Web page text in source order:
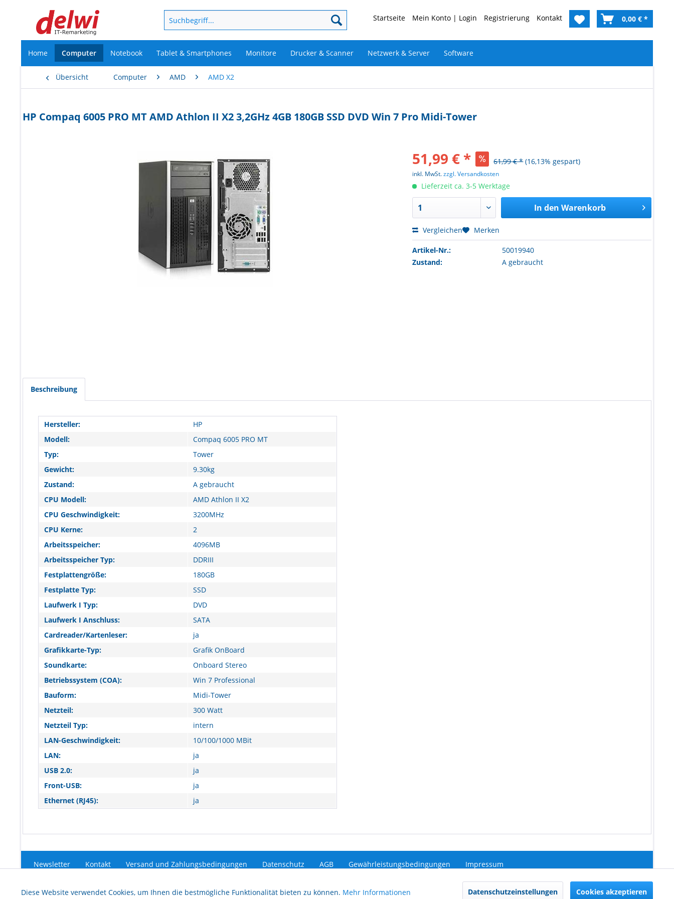
Startseite Mein Konto | Login Registrierung Kontakt 0,00 € *
Home Computer Notebook Tablet & Smartphones Monitore Drucker & Scanner Netzwerk & Server Software
Übersicht Computer AMD AMD X2
HP Compaq 6005 PRO MT AMD Athlon II X2 3,2GHz 4GB 180GB SSD DVD Win 7 Pro Midi-Tower
51,99 € * 61,99 € * (16,13% gespart)
inkl. MwSt.zzgl. Versandkosten
Lieferzeit ca. 3-5 Werktage
In den Warenkorb
Vergleichen Merken
Artikel-Nr.:
50019940
Zustand:
A gebraucht
Beschreibung
Hersteller:
HP
Modell:
Compaq 6005 PRO MT
Typ:
Tower
Gewicht:
9.30kg
Zustand:
A gebraucht
CPU Modell:
AMD Athlon II X2
CPU Geschwindigkeit:
3200MHz
CPU Kerne:
2
Arbeitsspeicher:
4096MB
Arbeitsspeicher Typ:
DDRIII
Festplattengröße:
180GB
Festplatte Typ:
SSD
Laufwerk I Typ:
DVD
Laufwerk I Anschluss:
SATA
Cardreader/Kartenleser:
ja
Grafikkarte-Typ:
Grafik OnBoard
Soundkarte:
Onboard Stereo
Betriebssystem (COA):
Win 7 Professional
Bauform:
Midi-Tower
Netzteil:
300 Watt
Netzteil Typ:
intern
LAN-Geschwindigkeit:
10/100/1000 MBit
LAN:
ja
USB 2.0:
ja
Front-USB:
ja
Ethernet (RJ45):
ja
Newsletter Kontakt Versand und Zahlungsbedingungen Datenschutz AGB Gewährleistungsbedingungen Impressum
* Alle Preise inkl. gesetzl. Mehrwertsteuer zzgl.Versandkostenund ggf. Nachnahmegebühren, wenn nicht anders beschrieben
Funktionale Aktiv
Diese Website verwendet Cookies, um Ihnen die bestmögliche Funktionalität bieten zu können. Mehr Informationen Datenschutzeinstellungen Cookies akzeptieren